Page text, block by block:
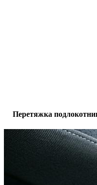
Перетяжка